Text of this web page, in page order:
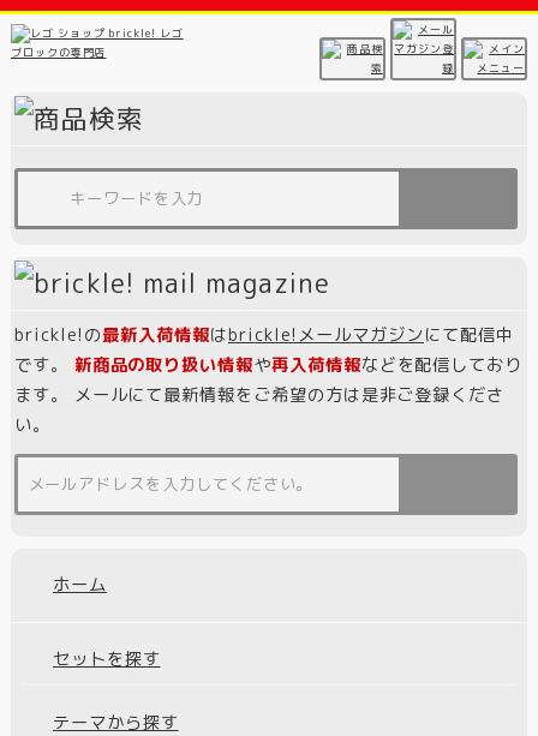
brickle!の最新入荷情報はbrickle!メールマガジンにて配信中
です。 新商品の取り扱い情報や再入荷情報などを配信しており
ます。 メールにて最新情報をご希望の方は是非ご登録くださ
い。
ホーム
セットを探す
テーマから探す